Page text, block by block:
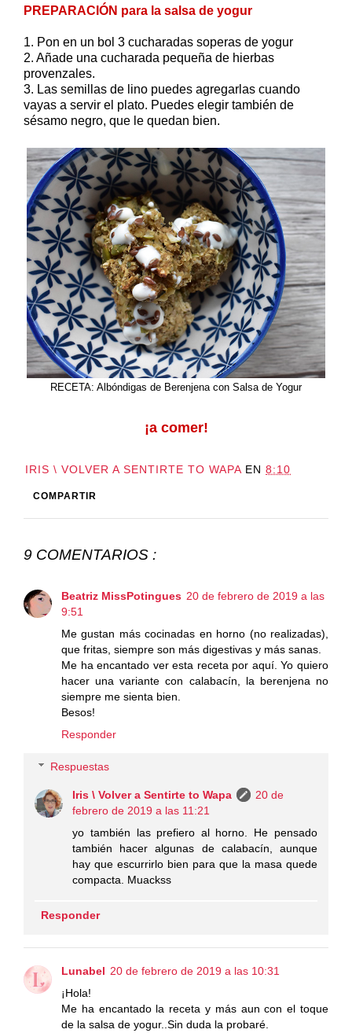
PREPARACIÓN para la salsa de yogur
1. Pon en un bol 3 cucharadas soperas de yogur
2. Añade una cucharada pequeña de hierbas
provenzales.
3. Las semillas de lino puedes agregarlas cuando
vayas a servir el plato. Puedes elegir también de
sésamo negro, que le quedan bien.
RECETA: Albóndigas de Berenjena con Salsa de Yogur
¡a comer!
IRIS \ VOLVER A SENTIRTE TO WAPA EN 8:10
COMPARTIR
9 COMENTARIOS :
Beatriz MissPotingues 20 de febrero de 2019 a las
9:51
Me gustan más cocinadas en horno (no realizadas),
que fritas, siempre son más digestivas y más sanas.
Me ha encantado ver esta receta por aquí. Yo quiero
hacer una variante con calabacín, la berenjena no
siempre me sienta bien.
Besos!
Responder
Respuestas
Iris \ Volver a Sentirte to Wapa
20 de
febrero de 2019 a las 11:21
yo también las prefiero al horno. He pensado
también hacer algunas de calabacín, aunque
hay que escurrirlo bien para que la masa quede
compacta. Muackss
Responder
Lunabel 20 de febrero de 2019 a las 10:31
¡Hola!
Me ha encantado la receta y más aun con el toque
de la salsa de yogur..Sin duda la probaré.